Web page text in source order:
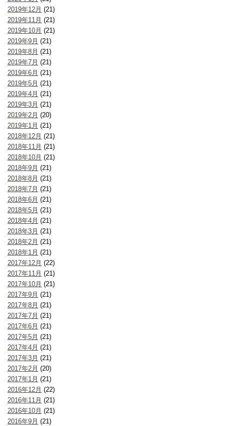
2019年12月 (21)
2019年11月 (21)
2019年10月 (21)
2019年9月 (21)
2019年8月 (21)
2019年7月 (21)
2019年6月 (21)
2019年5月 (21)
2019年4月 (21)
2019年3月 (21)
2019年2月 (20)
2019年1月 (21)
2018年12月 (21)
2018年11月 (21)
2018年10月 (21)
2018年9月 (21)
2018年8月 (21)
2018年7月 (21)
2018年6月 (21)
2018年5月 (21)
2018年4月 (21)
2018年3月 (21)
2018年2月 (21)
2018年1月 (21)
2017年12月 (22)
2017年11月 (21)
2017年10月 (21)
2017年9月 (21)
2017年8月 (21)
2017年7月 (21)
2017年6月 (21)
2017年5月 (21)
2017年4月 (21)
2017年3月 (21)
2017年2月 (20)
2017年1月 (21)
2016年12月 (22)
2016年11月 (21)
2016年10月 (21)
2016年9月 (21)